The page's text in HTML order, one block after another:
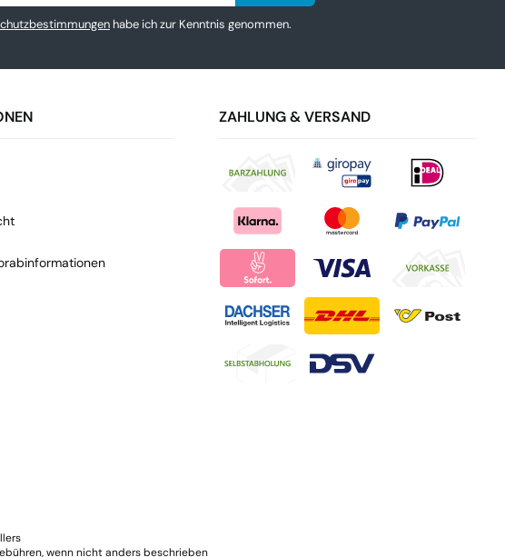
habe ich zur Kenntnis genommen.
ZAHLUNG & VERSAND
wenn nicht anders beschrieben